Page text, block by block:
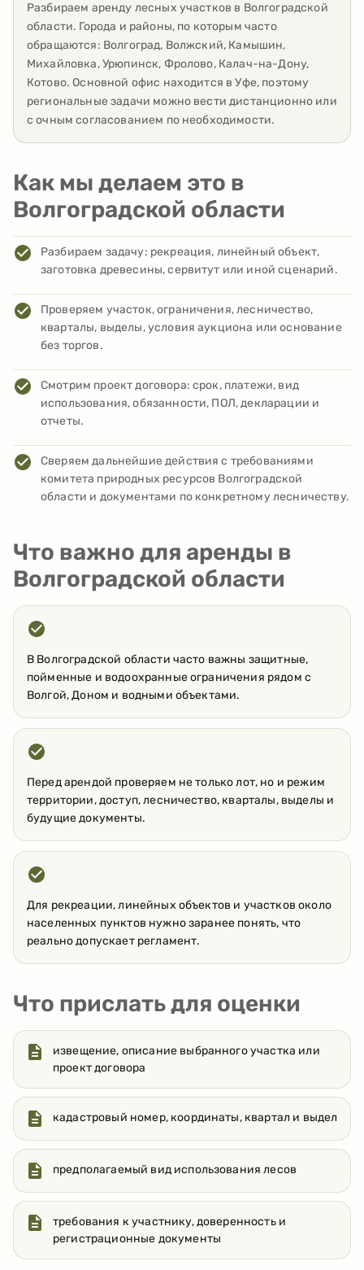
Разбираем аренду лесных участков в Волгоградской
области. Города и районы, по которым часто
обращаются: Волгоград, Волжский, Камышин,
Михайловка, Урюпинск, Фролово, Калач-на-Дону,
Котово. Основной офис находится в Уфе, поэтому
региональные задачи можно вести дистанционно или
с очным согласованием по необходимости.
Как мы делаем это в
Волгоградской области
Разбираем задачу: рекреация, линейный объект,
заготовка древесины, сервитут или иной сценарий.
Проверяем участок, ограничения, лесничество,
кварталы, выделы, условия аукциона или основание
без торгов.
Смотрим проект договора: срок, платежи, вид
использования, обязанности, ПОЛ, декларации и
отчеты.
Сверяем дальнейшие действия с требованиями
комитета природных ресурсов Волгоградской
области и документами по конкретному лесничеству.
Что важно для аренды в
Волгоградской области
В Волгоградской области часто важны защитные,
пойменные и водоохранные ограничения рядом с
Волгой, Доном и водными объектами.
Перед арендой проверяем не только лот, но и режим
территории, доступ, лесничество, кварталы, выделы и
будущие документы.
Для рекреации, линейных объектов и участков около
населенных пунктов нужно заранее понять, что
реально допускает регламент.
Что прислать для оценки
извещение, описание выбранного участка или
проект договора
кадастровый номер, координаты, квартал и выдел
предполагаемый вид использования лесов
требования к участнику, доверенность и
регистрационные документы